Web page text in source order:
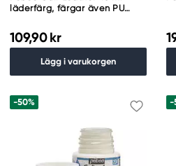
läderfärg, färgar även PU
finish
109,90 kr
Lägg i varukorgen
-50% -